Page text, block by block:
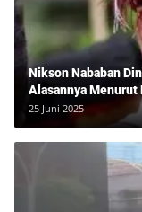
Nikson Nababan
Alasannya Menurut
25 Juni 2025